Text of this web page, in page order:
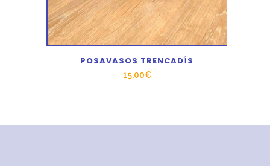
POSAVASOS TRENCADÍS
15,00€